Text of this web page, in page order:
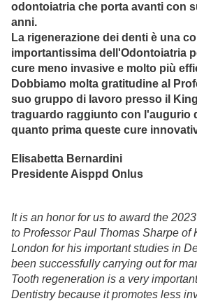
odontoiatria che porta avanti con
anni.
La rigenerazione dei denti è una
importantissima dell'Odontoiatria
cure meno invasive e molto più
Dobbiamo molta gratitudine al
suo gruppo di lavoro presso il
traguardo raggiunto con l'augurio
quanto prima queste cure
Elisabetta Bernardini
Presidente Aisppd Onlus
It is an honor for us to award the
to Professor Paul Thomas Sharpe of
London for his important studies in
been successfully carrying out for
Tooth regeneration is a very
Dentistry because it promotes less